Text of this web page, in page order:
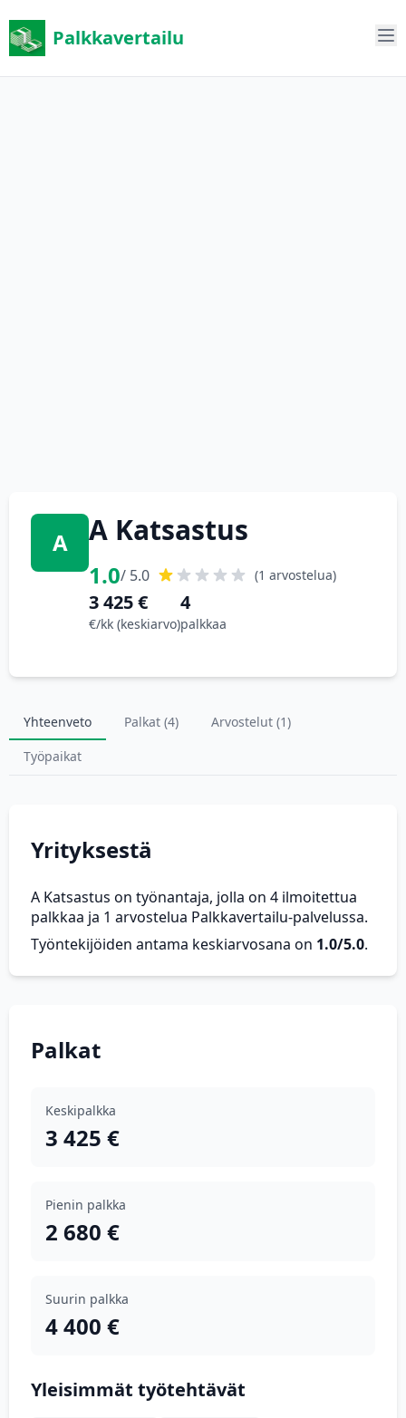
Palkkavertailu
A A Katsastus
1.0/ 5.0 (1 arvostelua)
3 425 €
€/kk (keskiarvo)
4
palkkaa
Yhteenveto Palkat (4)
Arvostelut (1)
Työpaikat
Yrityksestä
A Katsastus on työnantaja, jolla on 4 ilmoitettua
palkkaa ja 1 arvostelua Palkkavertailu-palvelussa.
Työntekijöiden antama keskiarvosana on 1.0/5.0.
Palkat
Keskipalkka
3 425 €
Pienin palkka
2 680 €
Suurin palkka
4 400 €
Yleisimmät työtehtävät